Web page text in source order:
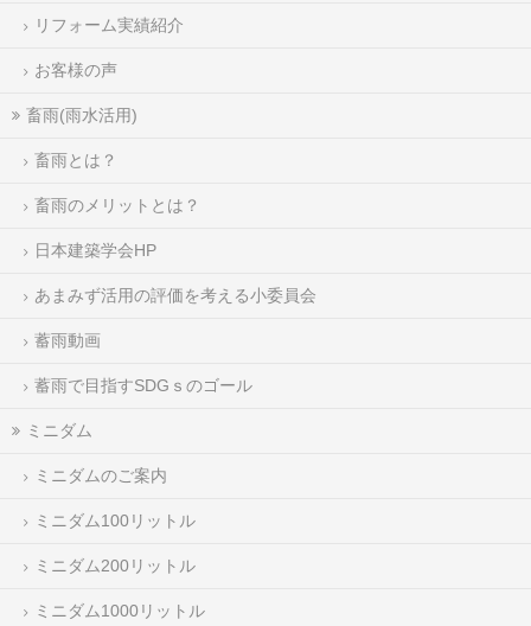
リフォーム実績紹介
お客様の声
畜雨(雨水活用)
畜雨とは？
畜雨のメリットとは？
日本建築学会HP
あまみず活用の評価を考える小委員会
蓄雨動画
蓄雨で目指すSDGｓのゴール
ミニダム
ミニダムのご案内
ミニダム100リットル
ミニダム200リットル
ミニダム1000リットル